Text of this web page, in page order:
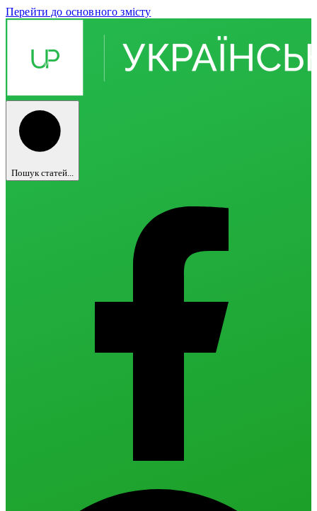
Перейти до основного змісту
Пошук статей...